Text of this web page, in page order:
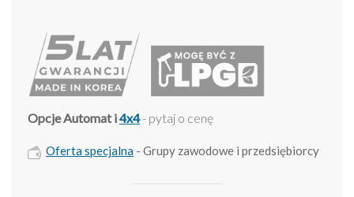
Opcje Automat i4x4- pytaj o cenę
Oferta specjalna - Grupy zawodowe i przedsiębiorcy